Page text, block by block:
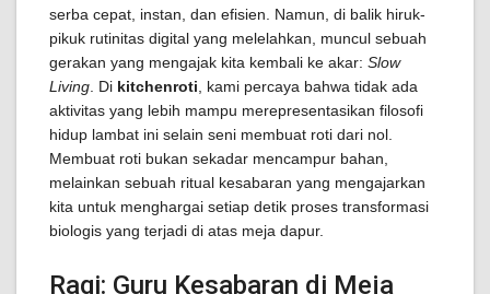
serba cepat, instan, dan efisien. Namun, di balik hiruk-
pikuk rutinitas digital yang melelahkan, muncul sebuah
gerakan yang mengajak kita kembali ke akar: Slow
Living . Di kitchenroti , kami percaya bahwa tidak ada
aktivitas yang lebih mampu merepresentasikan filosofi
hidup lambat ini selain seni membuat roti dari nol.
Membuat roti bukan sekadar mencampur bahan,
melainkan sebuah ritual kesabaran yang mengajarkan
kita untuk menghargai setiap detik proses transformasi
biologis yang terjadi di atas meja dapur.
Ragi: Guru Kesabaran di Meja